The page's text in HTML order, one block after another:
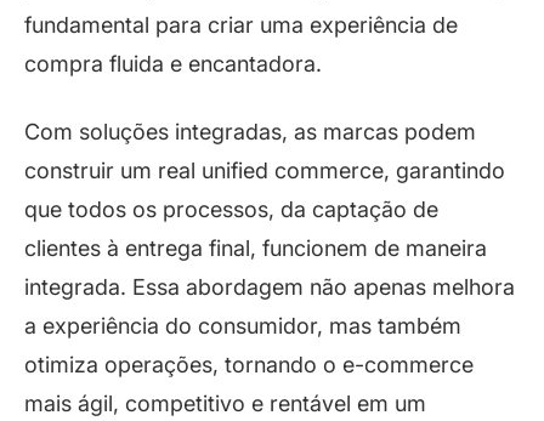
fundamental para criar uma experiência de
compra fluida e encantadora.
Com soluções integradas, as marcas podem
construir um real unified commerce, garantindo
que todos os processos, da captação de
clientes à entrega final, funcionem de maneira
integrada. Essa abordagem não apenas melhora
a experiência do consumidor, mas também
otimiza operações, tornando o e-commerce
mais ágil, competitivo e rentável em um